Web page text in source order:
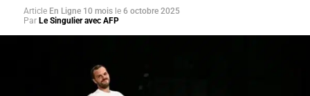
Article En Ligne 10 mois le 6 octobre 2025
Par Le Singulier avec AFP